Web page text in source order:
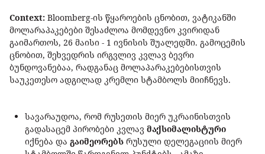
Context: Bloomberg-ის წყაროების ცნობით, ვატიკანში
მოლარაპაკებები შესაძლოა მომდევნო კვირიდან
გაიმართოს, 26 მაისი - 1 ივნისის შუალედში. გამოცემის
ცნობით, შეხვედრის ირგვლივ კვლავ ბევრი
ბუნდოვანებაა, რადგანაც მოლაპარაკებებისთვის
საუკეთესო ადგილად კრემლი სტამბოლს მიიჩნევს.
სავარაუდოა, რომ რუსეთის მიერ უკრაინისთვის
გადასაცემ პირობები კვლავ მაქსიმალისტური
იქნება და გაიმეორებს რუსული დელეგაციის მიერ